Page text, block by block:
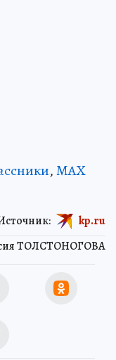
,MAX
ТОЛСТОНОГОВА
kp.ru